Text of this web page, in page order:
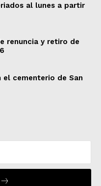
al lunes a partir
renuncia y retiro de
el cementerio de San